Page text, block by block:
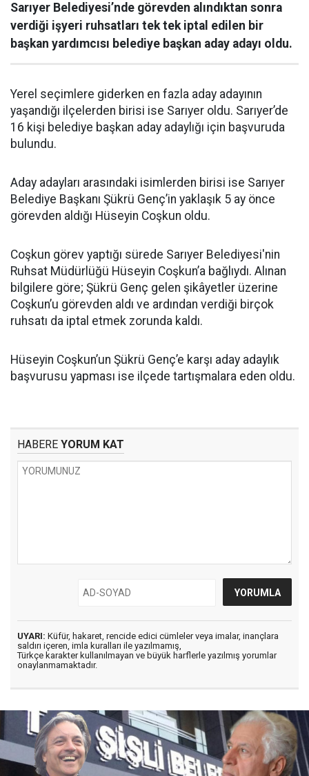
Sarıyer Belediyesi’nde görevden alındıktan sonra
verdiği işyeri ruhsatları tek tek iptal edilen bir
başkan yardımcısı belediye başkan aday adayı oldu.
Yerel seçimlere giderken en fazla aday adayının
yaşandığı ilçelerden birisi ise Sarıyer oldu. Sarıyer’de
16 kişi belediye başkan aday adaylığı için başvuruda
bulundu.
Aday adayları arasındaki isimlerden birisi ise Sarıyer
Belediye Başkanı Şükrü Genç’in yaklaşık 5 ay önce
görevden aldığı Hüseyin Coşkun oldu.
Coşkun görev yaptığı sürede Sarıyer Belediyesi'nin
Ruhsat Müdürlüğü Hüseyin Coşkun’a bağlıydı. Alınan
bilgilere göre; Şükrü Genç gelen şikâyetler üzerine
Coşkun’u görevden aldı ve ardından verdiği birçok
ruhsatı da iptal etmek zorunda kaldı.
Hüseyin Coşkun’un Şükrü Genç’e karşı aday adaylık
başvurusu yapması ise ilçede tartışmalara eden oldu.
HABERE YORUM KAT
UYARI: Küfür, hakaret, rencide edici cümleler veya imalar, inançlara
saldırı içeren, imla kuralları ile yazılmamış,
Türkçe karakter kullanılmayan ve büyük harflerle yazılmış yorumlar
onaylanmamaktadır.